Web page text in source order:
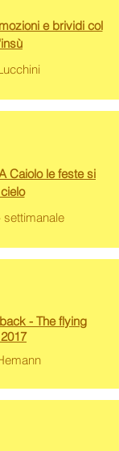
e brividi col
Caiolo le feste si
settimanale
- The flying